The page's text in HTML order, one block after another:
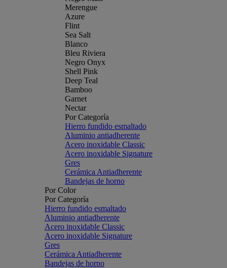
Merengue
Azure
Flint
Sea Salt
Blanco
Bleu Riviera
Negro Onyx
Shell Pink
Deep Teal
Bamboo
Garnet
Nectar
Por Categoría
Hierro fundido esmaltado
Aluminio antiadherente
Acero inoxidable Classic
Acero inoxidable Signature
Gres
Cerámica Antiadherente
Bandejas de horno
Por Color
Por Categoría
Hierro fundido esmaltado
Aluminio antiadherente
Acero inoxidable Classic
Acero inoxidable Signature
Gres
Cerámica Antiadherente
Bandejas de horno